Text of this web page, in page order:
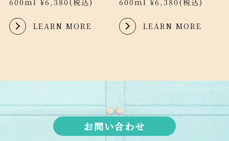
LEARN MORE LEARN MORE
お問い合わせ